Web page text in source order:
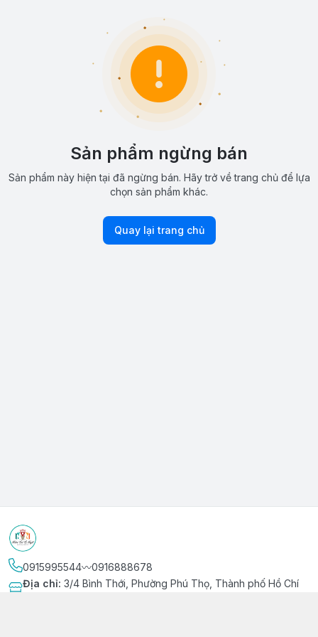
Sản phẩm ngừng bán
Sản phẩm này hiện tại đã ngừng bán. Hãy trở về trang chủ để lựa
chọn sản phẩm khác.
Quay lại trang chủ
0915995544〰️0916888678
Địa chỉ: 3/4 Bình Thới, Phường Phú Thọ, Thành phố Hồ Chí